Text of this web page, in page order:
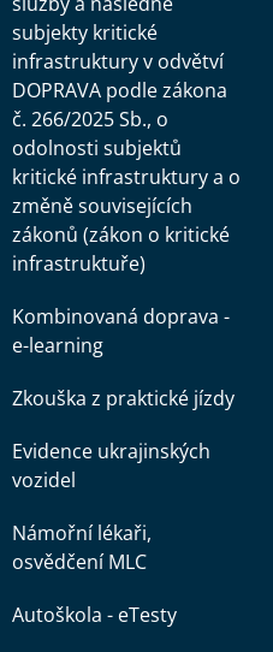
subjekty kritické
infrastruktury v odvětví
DOPRAVA podle zákona
č. 266/2025 Sb., o
odolnosti subjektů
kritické infrastruktury a o
změně souvisejících
zákonů (zákon o kritické
infrastruktuře)
Kombinovaná doprava -
e-learning
Zkouška z praktické jízdy
Evidence ukrajinských
vozidel
Námořní lékaři,
osvědčení MLC
Autoškola - eTesty